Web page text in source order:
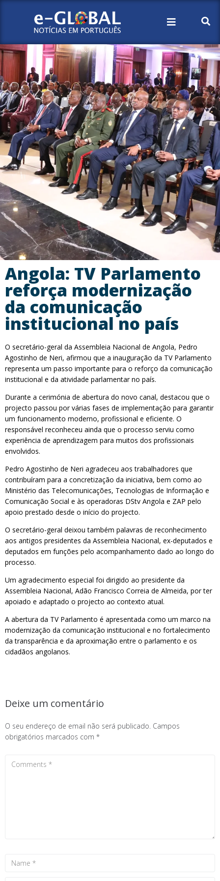
Angola: TV Parlamento
reforça modernização
da comunicação
institucional no país
O secretário-geral da Assembleia Nacional de Angola, Pedro
Agostinho de Neri, afirmou que a inauguração da TV Parlamento
representa um passo importante para o reforço da comunicação
institucional e da atividade parlamentar no país.
Durante a cerimónia de abertura do novo canal, destacou que o
projecto passou por várias fases de implementação para garantir
um funcionamento moderno, profissional e eficiente. O
responsável reconheceu ainda que o processo serviu como
experiência de aprendizagem para muitos dos profissionais
envolvidos.
Pedro Agostinho de Neri agradeceu aos trabalhadores que
contribuíram para a concretização da iniciativa, bem como ao
Ministério das Telecomunicações, Tecnologias de Informação e
Comunicação Social e às operadoras DStv Angola e ZAP pelo
apoio prestado desde o início do projecto.
O secretário-geral deixou também palavras de reconhecimento
aos antigos presidentes da Assembleia Nacional, ex-deputados e
deputados em funções pelo acompanhamento dado ao longo do
processo.
Um agradecimento especial foi dirigido ao presidente da
Assembleia Nacional, Adão Francisco Correia de Almeida, por ter
apoiado e adaptado o projecto ao contexto atual.
A abertura da TV Parlamento é apresentada como um marco na
modernização da comunicação institucional e no fortalecimento
da transparência e da aproximação entre o parlamento e os
cidadãos angolanos.
Deixe um comentário
O seu endereço de email não será publicado. Campos
obrigatórios marcados com *